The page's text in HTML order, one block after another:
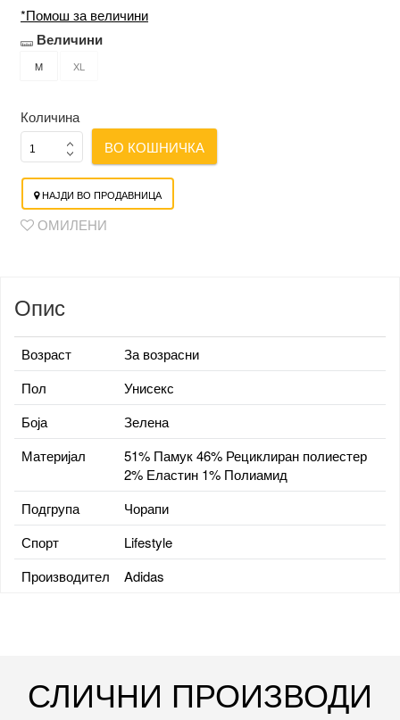
*Помош за величини
Величини
M XL
Количина
ВО КОШНИЧКА
НАЈДИ ВО ПРОДАВНИЦА
ОМИЛЕНИ
Опис
Возраст
За возрасни
Пол
Унисекс
Боја
Зелена
Материјал
51% Памук 46% Рециклиран полиестер
2% Еластин 1% Полиамид
Подгрупа
Чорапи
Спорт
Lifestyle
Производител
Adidas
СЛИЧНИ ПРОИЗВОДИ